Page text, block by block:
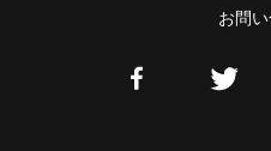
お問